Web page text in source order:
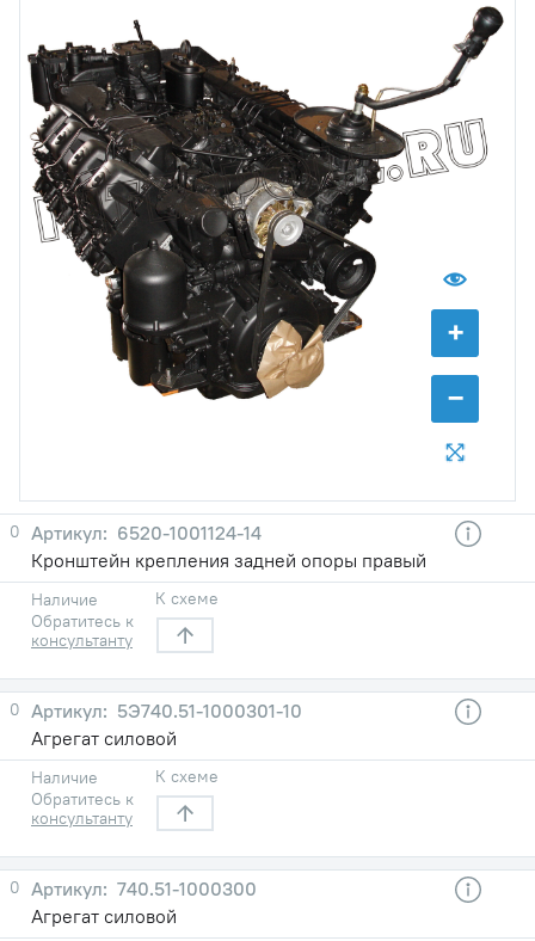
+
−
0
6520-1001124-14
Кронштейн крепления задней опоры правый
Наличие
Обратитесь к
консультанту
К схеме
0
5Э740.51-1000301-10
Агрегат силовой
Наличие
Обратитесь к
консультанту
К схеме
0
740.51-1000300
Агрегат силовой